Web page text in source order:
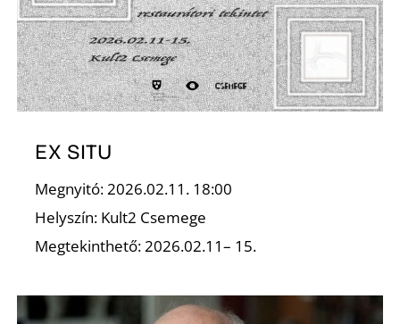
EX SITU
Megnyitó: 2026.02.11. 18:00
Helyszín: Kult2 Csemege
Megtekinthető: 2026.02.11– 15.